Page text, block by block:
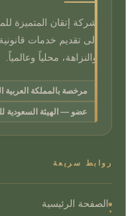
شركة إتقان المتميزة
إلى تقديم خدمات
والنزاهة، محلياً وعالمياً.
مرخصة بالمملكة العربية
عضو — الهيئة السعودية
روابط سريعة
الصفحة الرئيسية